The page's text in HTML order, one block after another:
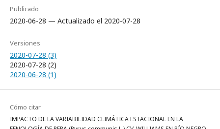
Publicado
2020-06-28 — Actualizado el 2020-07-28
Versiones
2020-07-28 (3)
2020-07-28 (2)
2020-06-28 (1)
Cómo citar
IMPACTO DE LA VARIABILIDAD CLIMÁTICA ESTACIONAL EN LA